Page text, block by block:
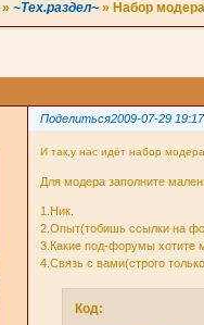
»~Тех.раздел~ » Набор
Поделиться2009-07-29
И так,у нас идёт набор
Для модера заполните
1.Ник.
2.Опыт(тобишь ссылки на
3.Какие под-форумы хотите
4.Связь с вами(строго
Код: